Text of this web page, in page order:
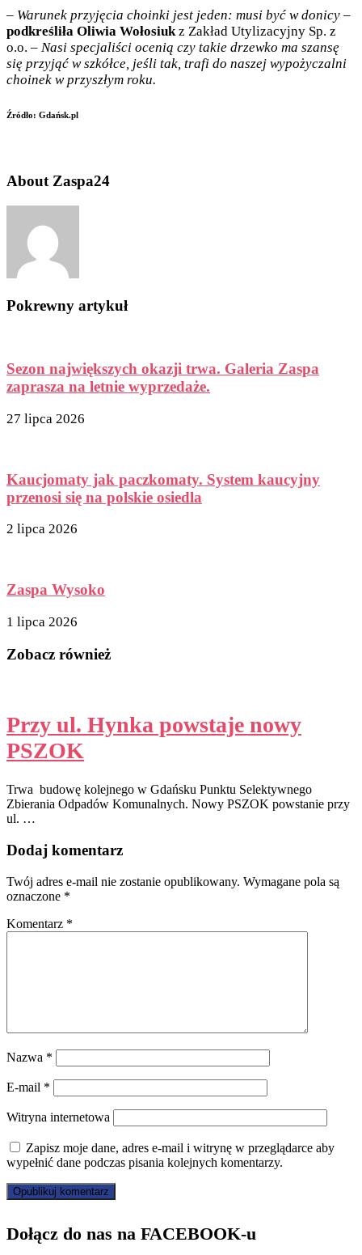
– Warunek przyjęcia choinki jest jeden: musi być w donicy –
podkreśliła Oliwia Wołosiukz Zakład Utylizacyjny Sp. z
o.o. – Nasi specjaliści ocenią czy takie drzewko ma szansę
się przyjąć w szkółce, jeśli tak, trafi do naszej wypożyczalni
choinek w przyszłym roku.
Źródło: Gdańsk.pl
About Zaspa24
Pokrewny artykuł
Sezon największych okazji trwa. Galeria Zaspa
zaprasza na letnie wyprzedaże.
27 lipca 2026
Kaucjomaty jak paczkomaty. System kaucyjny
przenosi się na polskie osiedla
2 lipca 2026
Zaspa Wysoko
1 lipca 2026
Zobacz również
Przy ul. Hynka powstaje nowy
PSZOK
Trwa budowę kolejnego w Gdańsku Punktu Selektywnego
Zbierania Odpadów Komunalnych. Nowy PSZOK powstanie przy
ul. …
Dodaj komentarz
Twój adres e-mail nie zostanie opublikowany. Wymagane pola są
oznaczone *
Komentarz *
Nazwa *
E-mail *
Witryna internetowa
Zapisz moje dane, adres e-mail i witrynę w przeglądarce aby
wypełnić dane podczas pisania kolejnych komentarzy.
Dołącz do nas na FACEBOOK-u